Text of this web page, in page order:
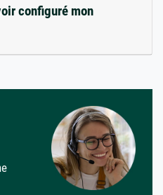
configuré mon